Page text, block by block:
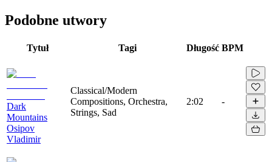
Podobne utwory
Tytuł Tagi Długość BPM
Dark
Mountains
Osipov
Vladimir
Classical/Modern
Compositions, Orchestra,
Strings, Sad
2:02 -